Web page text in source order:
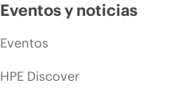
Eventos y noticias
Eventos
HPE Discover